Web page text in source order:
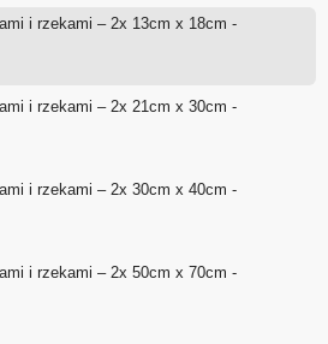
zł
i rzekami – 2x 13cm x 18cm -
i rzekami – 2x 21cm x 30cm -
i rzekami – 2x 30cm x 40cm -
i rzekami – 2x 50cm x 70cm -